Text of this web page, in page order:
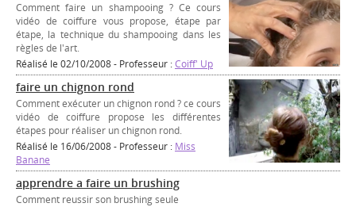
Comment faire un shampooing ? Ce cours
vidéo de coiffure vous propose, étape par
étape, la technique du shampooing dans les
règles de l'art.
Réalisé le 02/10/2008 - Professeur :Coiff' Up
faire un chignon rond
Comment exécuter un chignon rond ? ce cours
vidéo de coiffure propose les différentes
étapes pour réaliser un chignon rond.
Réalisé le 16/06/2008 - Professeur : Miss
Banane
apprendre a faire un brushing
Comment reussir son brushing seule